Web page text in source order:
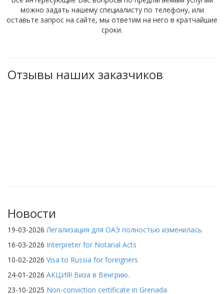
можно задать нашему специалисту по телефону, или
оставьте запрос на сайте, мы ответим на него в кратчайшие
сроки.
Отзывы наших заказчиков
Новости
19-03-2026 Легализация для ОАЭ полностью изменилась
16-03-2026 Interpreter for Notarial Acts
10-02-2026 Visa to Russia for foreigners
24-01-2026 АКЦИЯ! Виза в Венгрию.
23-10-2025 Non-conviction certificate in Grenada